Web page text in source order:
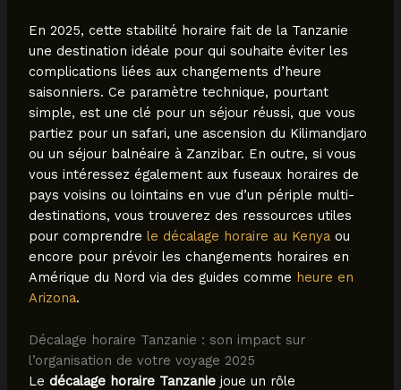
En 2025, cette stabilité horaire fait de la Tanzanie
une destination idéale pour qui souhaite éviter les
complications liées aux changements d’heure
saisonniers. Ce paramètre technique, pourtant
simple, est une clé pour un séjour réussi, que vous
partiez pour un safari, une ascension du Kilimandjaro
ou un séjour balnéaire à Zanzibar. En outre, si vous
vous intéressez également aux fuseaux horaires de
pays voisins ou lointains en vue d’un périple multi-
destinations, vous trouverez des ressources utiles
pour comprendre le décalage horaire au Kenyaou
encore pour prévoir les changements horaires en
Amérique du Nord via des guides comme heure en
Arizona.
Décalage horaire Tanzanie : son impact sur
l’organisation de votre voyage 2025
Le décalage horaire Tanzaniejoue un rôle